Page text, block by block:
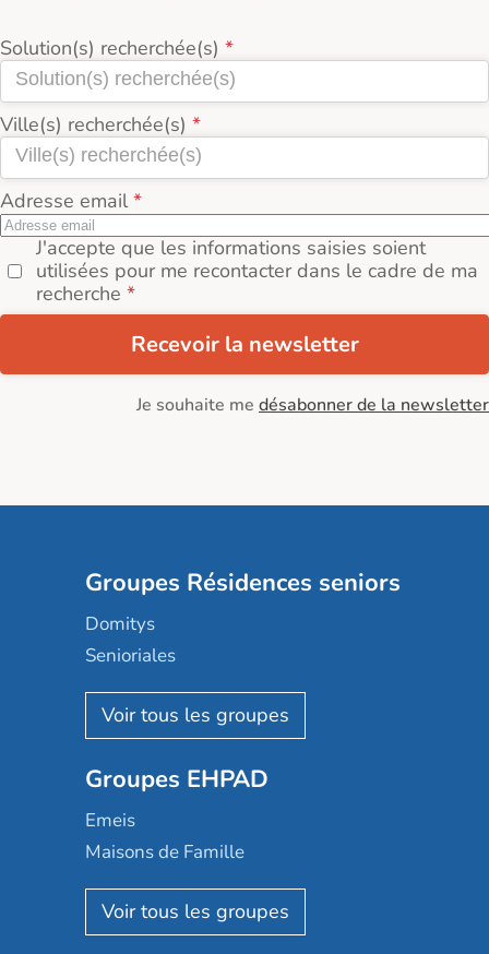
Solution(s) recherchée(s)
Ville(s) recherchée(s)
Adresse email
J'accepte que les informations saisies soient
utilisées pour me recontacter dans le cadre de ma
recherche
Recevoir la newsletter
Je souhaite me désabonner de la newsletter
Groupes Résidences seniors
Domitys
Senioriales
Nohée
Les Résidentiels
Mobicap
Domusvi
Happy Senior
Aquarelia
Nexity edenea
Groupes EHPAD
Emeis
Maisons de Famille
Korian
Emera